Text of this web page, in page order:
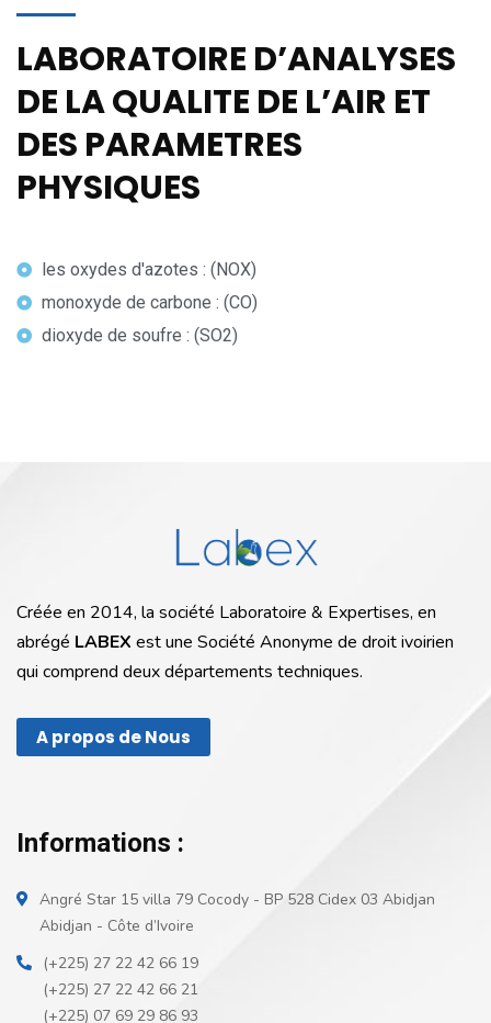
LABORATOIRE D’ANALYSES
DE LA QUALITE DE L’AIR ET
DES PARAMETRES
PHYSIQUES
les oxydes d'azotes : (NOX)
monoxyde de carbone : (CO)
dioxyde de soufre : (SO2)
Créée en 2014, la société Laboratoire & Expertises, en
abrégé LABEX est une Société Anonyme de droit ivoirien
qui comprend deux départements techniques.
A propos de Nous
Informations :
Angré Star 15 villa 79 Cocody - BP 528 Cidex 03 Abidjan
Abidjan - Côte d’Ivoire
(+225) 27 22 42 66 19
(+225) 27 22 42 66 21
(+225) 07 69 29 86 93